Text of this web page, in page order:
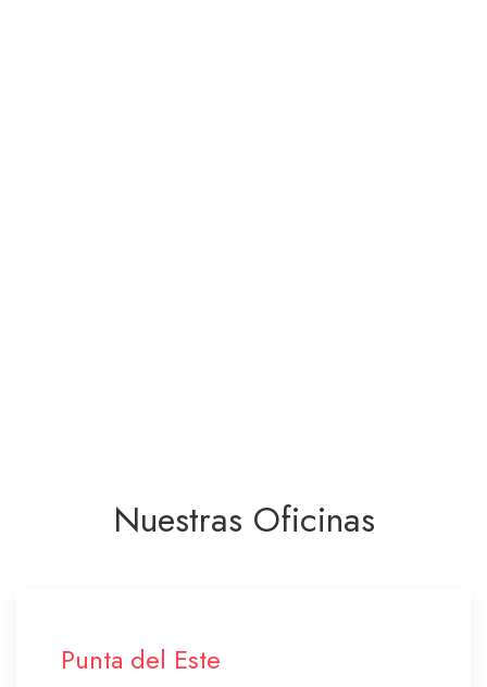
Nuestras Oficinas
Punta del Este